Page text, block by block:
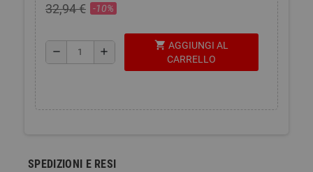
32,94 € -10%
remove add
shopping_cart AGGIUNGI AL
CARRELLO
SPEDIZIONI E RESI